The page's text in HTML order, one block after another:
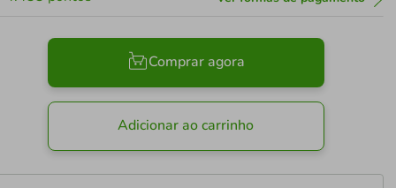
Comprar agora
Adicionar ao carrinho